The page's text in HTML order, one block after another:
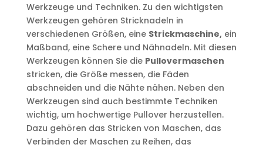
Werkzeuge und Techniken. Zu den wichtigsten
Werkzeugen gehören Stricknadeln in
verschiedenen Größen, eine Strickmaschine,ein
Maßband, eine Schere und Nähnadeln. Mit diesen
Werkzeugen können Sie die Pullovermaschen
stricken, die Größe messen, die Fäden
abschneiden und die Nähte nähen. Neben den
Werkzeugen sind auch bestimmte Techniken
wichtig, um hochwertige Pullover herzustellen.
Dazu gehören das Stricken von Maschen, das
Verbinden der Maschen zu Reihen, das